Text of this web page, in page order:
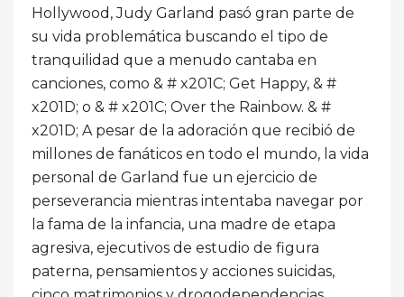
Hollywood, Judy Garland pasó gran parte de
su vida problemática buscando el tipo de
tranquilidad que a menudo cantaba en
canciones, como & # x201C; Get Happy, & #
x201D; o & # x201C; Over the Rainbow. & #
x201D; A pesar de la adoración que recibió de
millones de fanáticos en todo el mundo, la vida
personal de Garland fue un ejercicio de
perseverancia mientras intentaba navegar por
la fama de la infancia, una madre de etapa
agresiva, ejecutivos de estudio de figura
paterna, pensamientos y acciones suicidas,